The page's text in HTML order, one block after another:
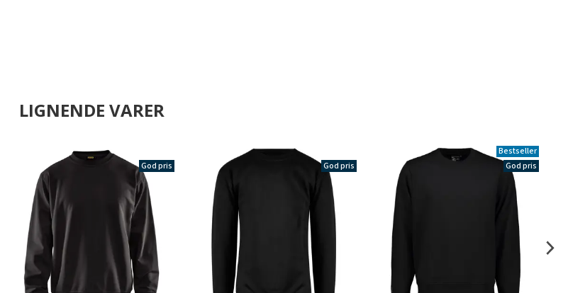
LIGNENDE VARER
God pris God pris
Bestseller
God pris